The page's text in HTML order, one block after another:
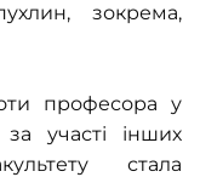
зокрема,
професора у
за участі інших
стала